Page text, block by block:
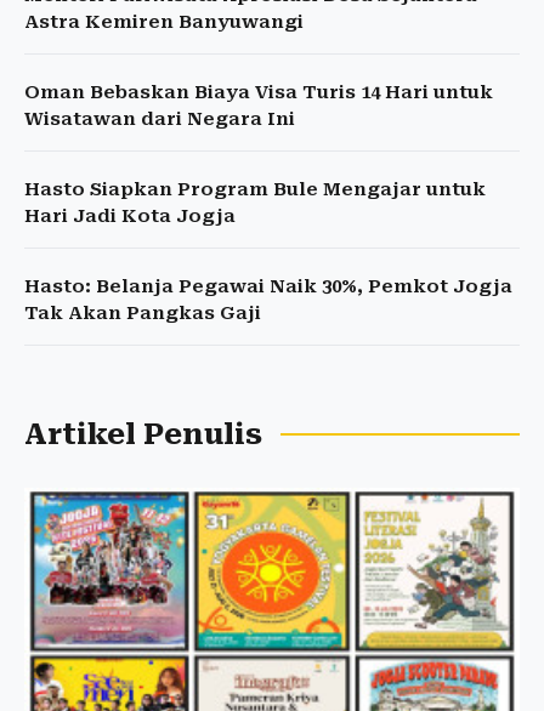
Astra Kemiren Banyuwangi
Oman Bebaskan Biaya Visa Turis 14 Hari untuk
Wisatawan dari Negara Ini
Hasto Siapkan Program Bule Mengajar untuk
Hari Jadi Kota Jogja
Hasto: Belanja Pegawai Naik 30%, Pemkot Jogja
Tak Akan Pangkas Gaji
Artikel Penulis